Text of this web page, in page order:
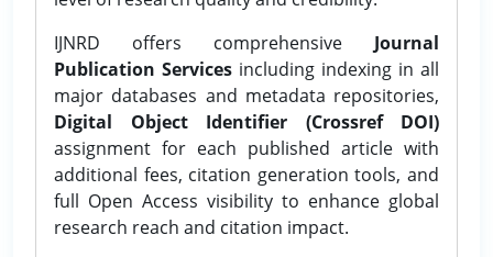
IJNRD offers comprehensive Journal
Publication Services including indexing in all
major databases and metadata repositories,
Digital Object Identifier (Crossref DOI)
assignment for each published article with
additional fees, citation generation tools, and
full Open Access visibility to enhance global
research reach and citation impact.